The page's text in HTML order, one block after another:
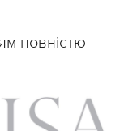
повністю